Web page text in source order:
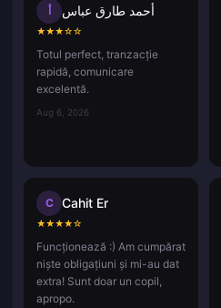
أ أحمد طارق عباس
★★★☆☆
Totul perfect, tranzacție
rapidă, comunicare
excelentă.
Aug 6, 2026
C Cahit Er
★★★★☆
Funcționează :) Am cumpărat
niște obligațiuni și mi-au dat
extra! Sunt doar un copil,
apropo.